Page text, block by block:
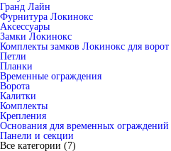
Гранд Лайн
Фурнитура Локинокс
Аксессуары
Замки Локинокс
Комплекты замков Локинокс для ворот
Петли
Планки
Временные ограждения
Ворота
Калитки
Комплекты
Крепления
Основания для временных ограждений
Панели и секции
Все категории (7)